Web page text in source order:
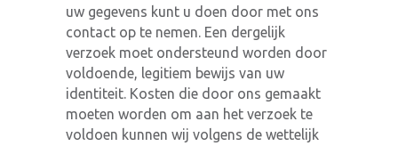
uw gegevens kunt u doen door met ons
contact op te nemen. Een dergelijk
verzoek moet ondersteund worden door
voldoende, legitiem bewijs van uw
identiteit. Kosten die door ons gemaakt
moeten worden om aan het verzoek te
voldoen kunnen wij volgens de wettelijk